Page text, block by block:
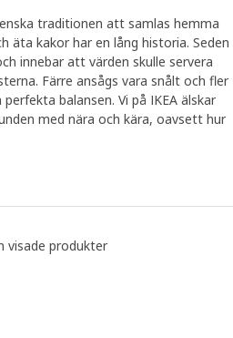
den bekvämligheten”. Jennys
några av hennes favoriter.
från serien KAFFEREP finns
hos henne. ”De har en
spröda flarn. Jag öppnar
slut.”
”KAFFEREP har ett
bra blandning. Där finns allt
fikastund”, säger Jenny.
traditionen att samlas hemma
äta kakor har en lång historia. Seden
innebar att värden skulle servera
Färre ansågs vara snålt och fler
balansen. Vi på IKEA älskar
med nära och kära, oavsett hur
visade produkter